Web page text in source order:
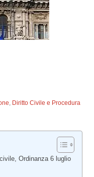
, Diritto Civile e Procedura
Ordinanza 6 luglio